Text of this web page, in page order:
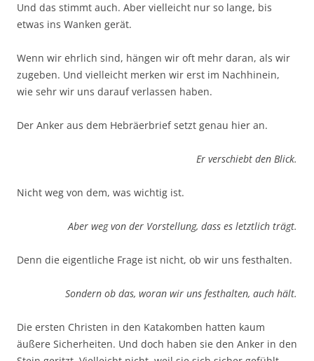
Und das stimmt auch. Aber vielleicht nur so lange, bis
etwas ins Wanken gerät.
Wenn wir ehrlich sind, hängen wir oft mehr daran, als wir
zugeben. Und vielleicht merken wir erst im Nachhinein,
wie sehr wir uns darauf verlassen haben.
Der Anker aus dem Hebräerbrief setzt genau hier an.
Er verschiebt den Blick.
Nicht weg von dem, was wichtig ist.
Aber weg von der Vorstellung, dass es letztlich trägt.
Denn die eigentliche Frage ist nicht, ob wir uns festhalten.
Sondern ob das, woran wir uns festhalten, auch hält.
Die ersten Christen in den Katakomben hatten kaum
äußere Sicherheiten. Und doch haben sie den Anker in den